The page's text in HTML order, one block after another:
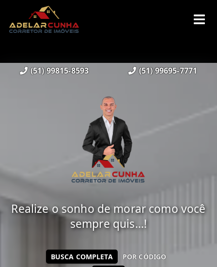
(51) 99815-8593 (51) 99695-7771
Realize o sonho de morar como você
sempre quis...!
BUSCA COMPLETA POR CÓDIGO